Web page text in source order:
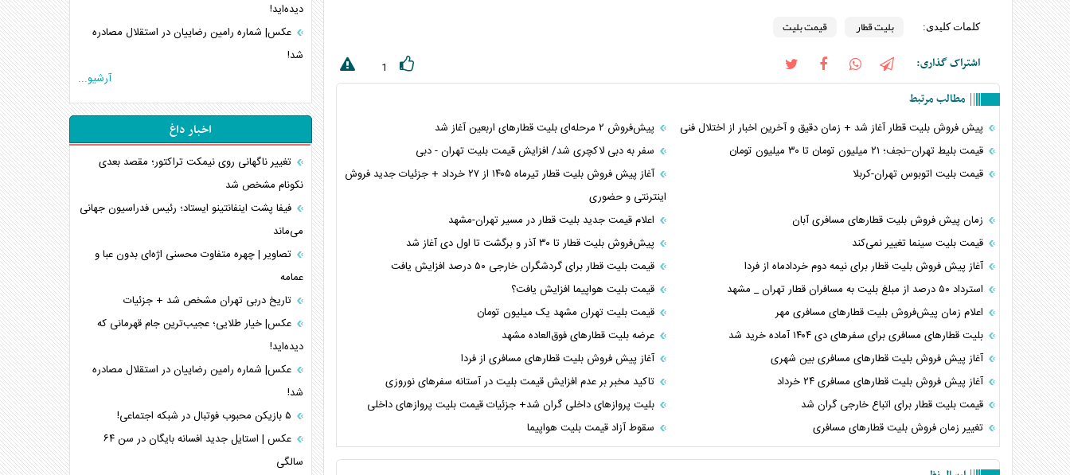
کلمات کلیدی: بلیت قطار قیمت بلیت
اشتراک گذاری: 1
مطالب مرتبط
پیش فروش بلیت قطار آغاز شد + زمان دقیق و آخرین اخبار از اختلال فنی
پیش‌فروش ۲ مرحله‌ای بلیت قطار‌های اربعین آغاز شد
قیمت بلیط تهران–نجف؛ ۲۱ میلیون تومان تا ۳۰ میلیون تومان
سفر به دبی لاکچری شد/ افزایش قیمت بلیت تهران - دبی
قیمت بلیت اتوبوس تهران-کربلا
آغاز پیش فروش بلیت قطار تیرماه ۱۴۰۵ از ۲۷ خرداد + جزئیات جدید فروش
اینترنتی و حضوری
زمان پیش فروش بلیت‌ قطارهای مسافری آبان
اعلام قیمت جدید بلیت قطار در مسیر تهران-مشهد
قیمت بلیت سینما تغییر نمی‌کند
پیش‌فروش بلیت قطار تا ۳۰ آذر و برگشت تا اول دی آغاز شد
آغاز پیش فروش بلیت قطار برای نیمه دوم خردادماه از فردا
قیمت بلیت قطار برای گردشگران خارجی ۵۰ درصد افزایش یافت
استرداد ۵۰ درصد از مبلغ بلیت به مسافران قطار تهران _ مشهد
قیمت بلیت هواپیما افزایش یافت؟
اعلام زمان پیش‌فروش بلیت‌ قطارهای مسافری مهر
قیمت بلیت تهران مشهد یک میلیون تومان
بلیت قطارهای مسافری برای سفرهای دی ۱۴۰۴ آماده خرید شد
عرضه بلیت قطارهای فوق‌العاده‌ مشهد‌
آغاز پیش فروش بلیت قطارهای مسافری بین شهری
آغاز پیش فروش بلیت قطارهای مسافری از فردا
آغاز پیش فروش بلیت قطار‌های مسافری ۲۴ خرداد
تاکید مخبر بر عدم افزایش قیمت بلیت در آستانه سفرهای نوروزی
قیمت بلیت قطار برای اتباع خارجی گران شد
بلیت پروازهای داخلی گران شد+ جزئیات قیمت بلیت پروازهای داخلی
تغییر زمان فروش بلیت قطارهای مسافری
سقوط آزاد قیمت بلیت هواپیما
دیده‌اید!
عکس| شماره رامین رضاییان در استقلال مصادره
شد!
آرشیو...
اخبار داغ
تغییر ناگهانی روی نیمکت تراکتور؛ مقصد بعدی
نکونام مشخص شد
فیفا پشت اینفانتینو ایستاد؛ رئیس فدراسیون جهانی
می‌ماند
تصاویر | چهره متفاوت محسنی اژه‌ای بدون عبا و
عمامه
تاریخ دربی تهران مشخص شد + جزئیات
عکس| خیار طلایی؛ عجیب‌ترین جام قهرمانی که
دیده‌اید!
عکس| شماره رامین رضاییان در استقلال مصادره
شد!
عکس | استایل جدید افسانه بایگان در سن ۶۴
سالگی